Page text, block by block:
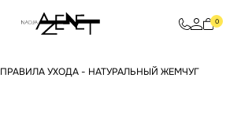
0
ПРАВИЛА УХОДА - НАТУРАЛЬНЫЙ ЖЕМЧУГ